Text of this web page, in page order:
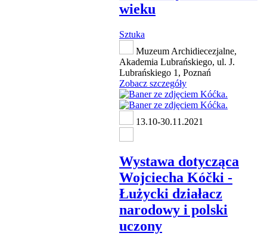
wieku
Sztuka
Muzeum Archidiecezjalne,
Akademia Lubrańskiego, ul. J.
Lubrańskiego 1, Poznań
Zobacz szczegóły
13.10-30.11.2021
Wystawa dotycząca
Wojciecha Kóčki -
Łużycki działacz
narodowy i polski
uczony